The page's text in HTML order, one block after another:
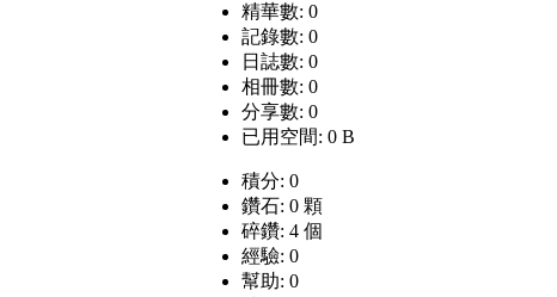
精華數: 0
記錄數: 0
日誌數: 0
相冊數: 0
分享數: 0
已用空間: 0 B
積分: 0
鑽石: 0 顆
碎鑽: 4 個
經驗: 0
幫助: 0